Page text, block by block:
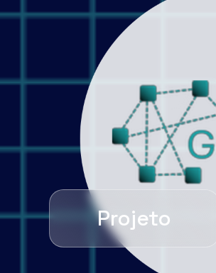
Projeto